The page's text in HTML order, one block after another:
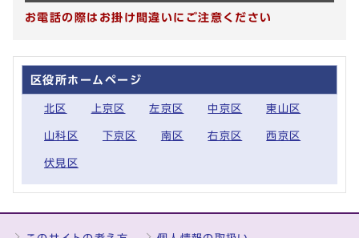
お電話の際はお掛け間違いにご注意ください
区役所ホームページ
北区 上京区 左京区 中京区 東山区
山科区 下京区 南区 右京区 西京区
伏見区